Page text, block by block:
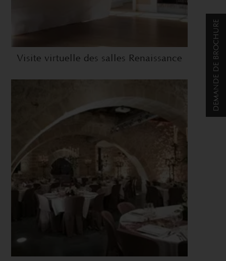
DEMANDE DE BROCHURE
Visite virtuelle des salles Renaissance